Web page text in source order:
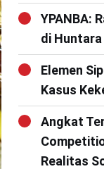
YPANBA:
di Huntara
Elemen
Kasus
Angkat
Realitas